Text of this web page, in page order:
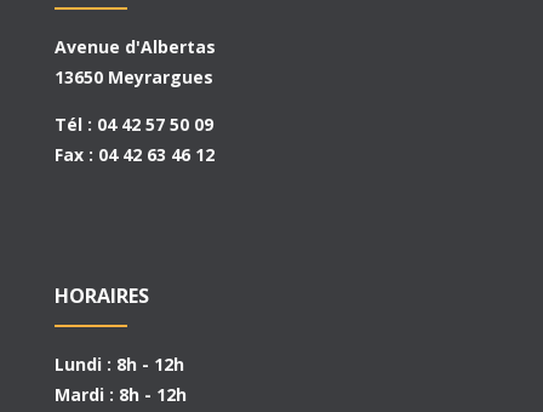
Avenue d'Albertas
13650 Meyrargues
Tél : 04 42 57 50 09
Fax : 04 42 63 46 12
HORAIRES
Lundi : 8h - 12h
Mardi : 8h - 12h